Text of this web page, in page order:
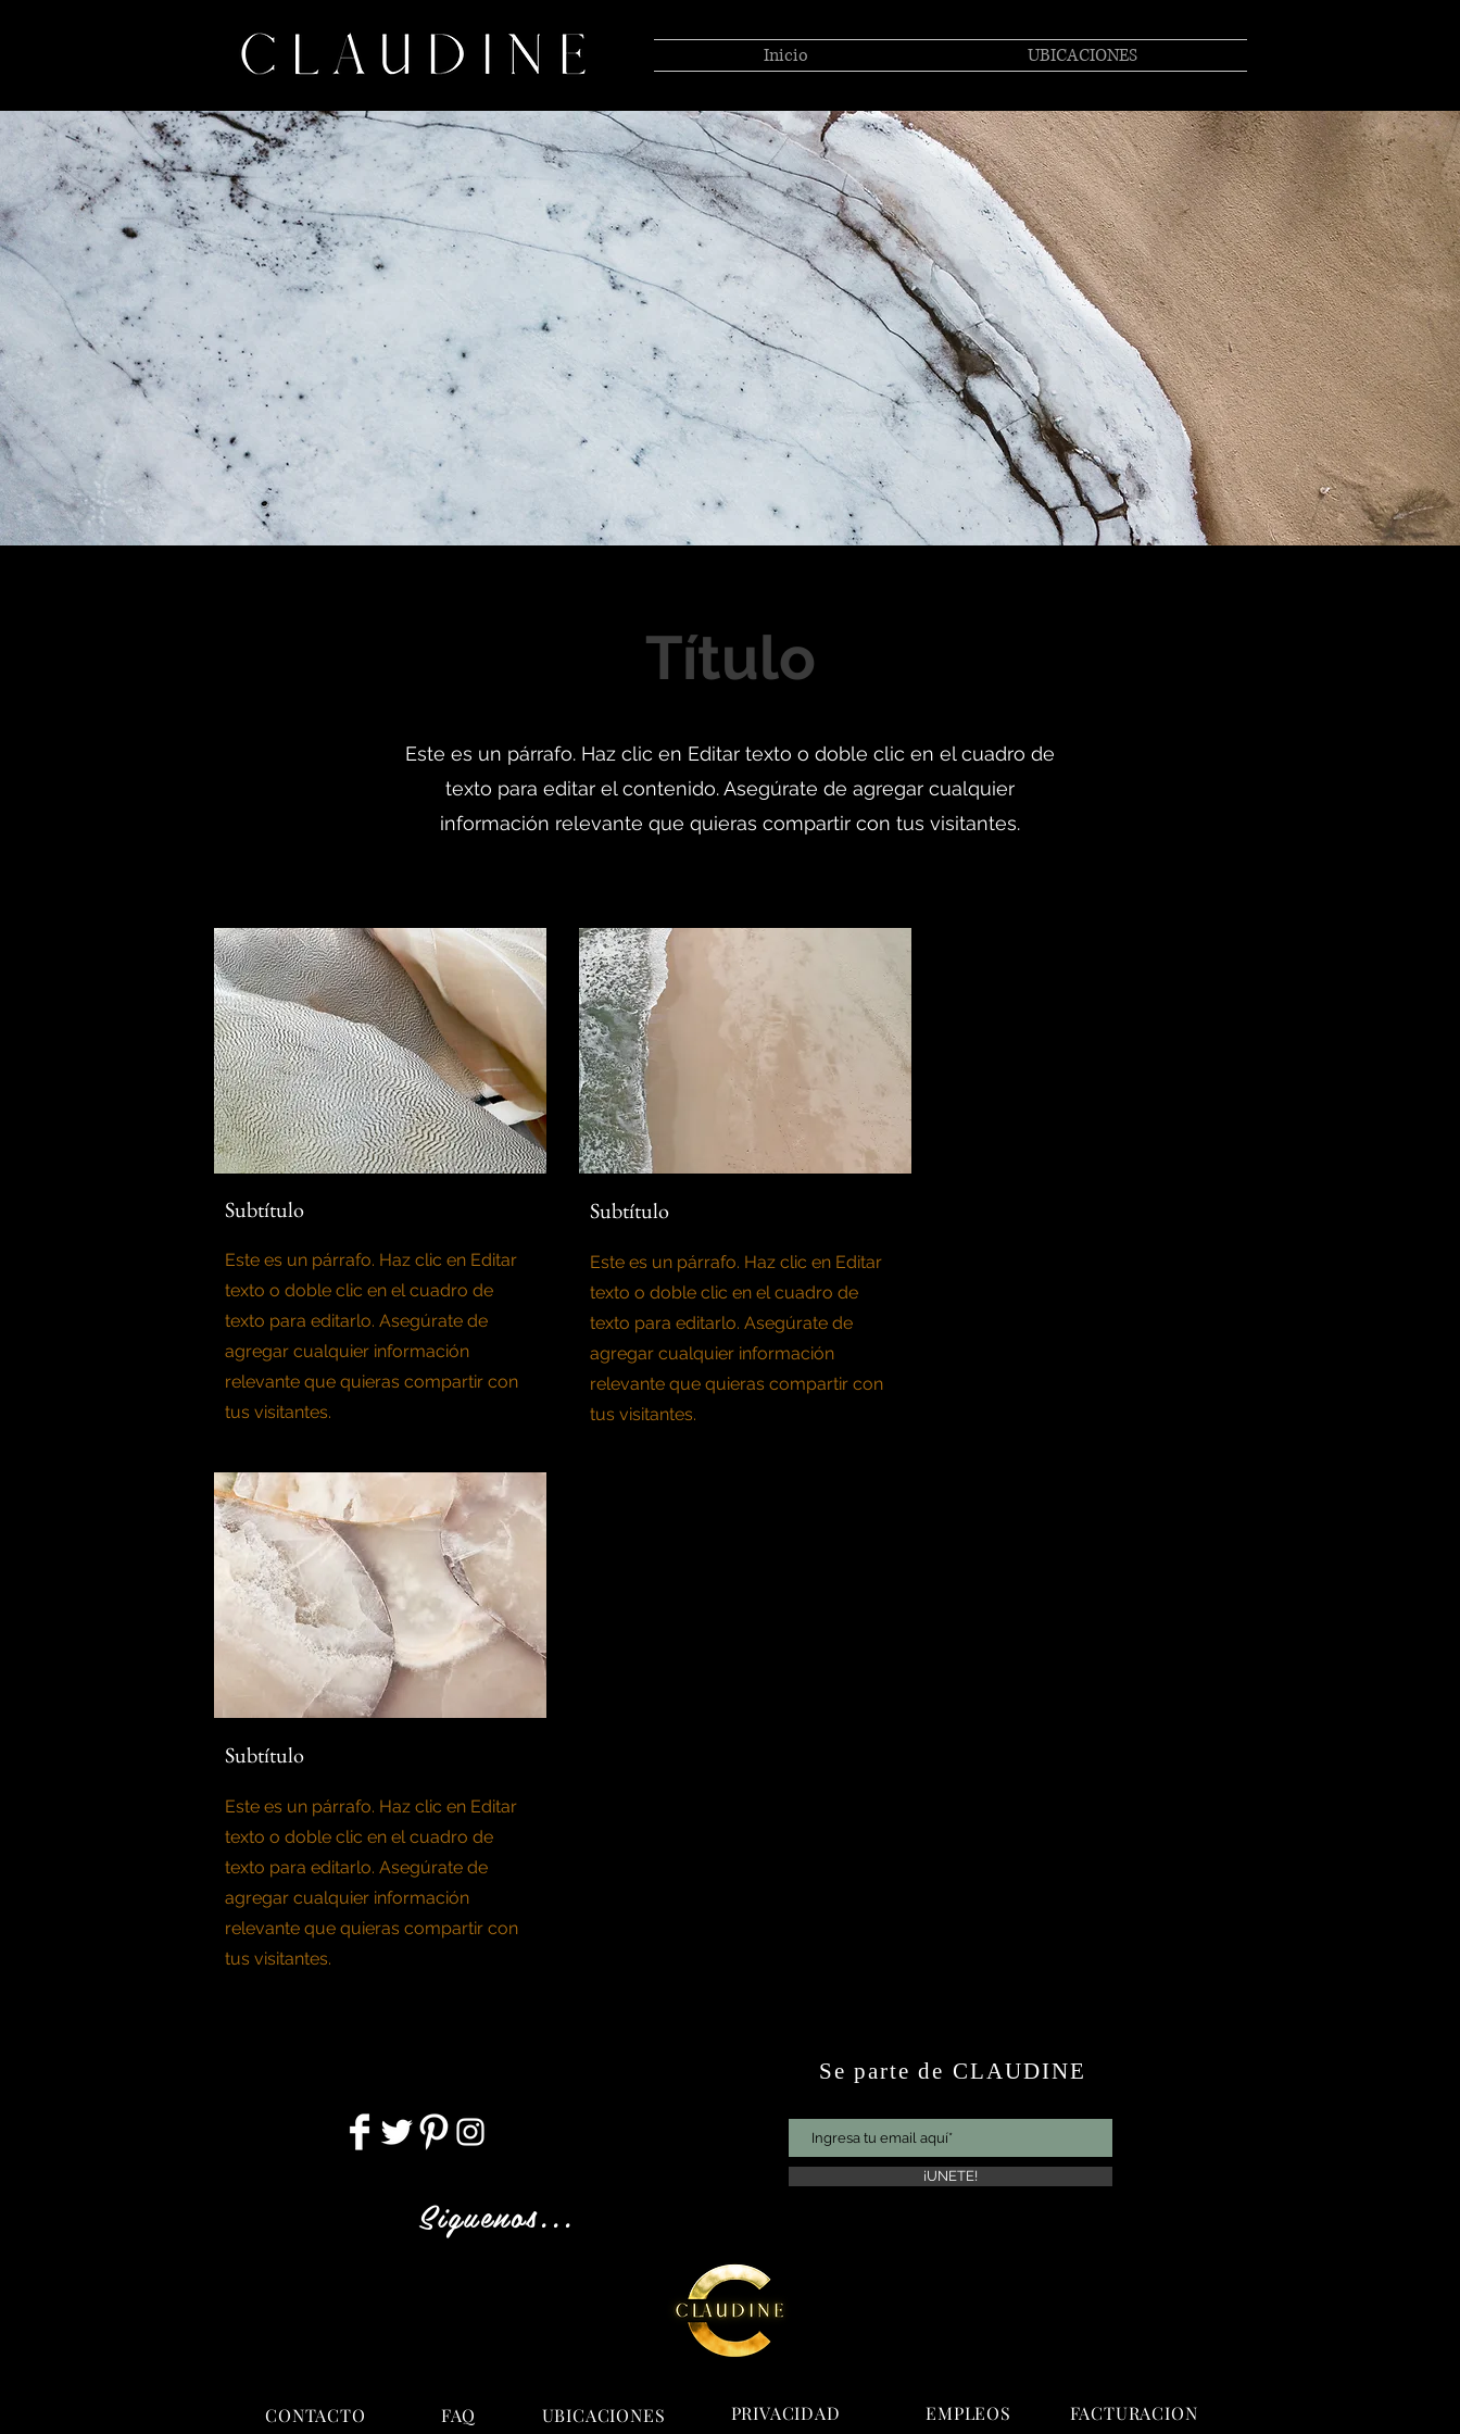
Inicio UBICACIONES
Título
Este es un párrafo. Haz clic en Editar texto o doble clic en el cuadro de
texto para editar el contenido. Asegúrate de agregar cualquier
información relevante que quieras compartir con tus visitantes.
Subtítulo
Este es un párrafo. Haz clic en Editar
texto o doble clic en el cuadro de
texto para editarlo. Asegúrate de
agregar cualquier información
relevante que quieras compartir con
tus visitantes.
Subtítulo
Este es un párrafo. Haz clic en Editar
texto o doble clic en el cuadro de
texto para editarlo. Asegúrate de
agregar cualquier información
relevante que quieras compartir con
tus visitantes.
Subtítulo
Este es un párrafo. Haz clic en Editar
texto o doble clic en el cuadro de
texto para editarlo. Asegúrate de
agregar cualquier información
relevante que quieras compartir con
tus visitantes.
Siguenos...
Se parte de CLAUDINE
¡UNETE!
CONTACTO FAQ UBICACIONES PRIVACIDAD EMPLEOS FACTURACION